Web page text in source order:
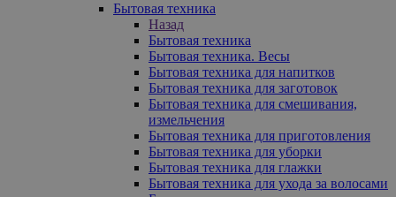
Бытовая техника
Назад
Бытовая техника
Бытовая техника. Весы
Бытовая техника для напитков
Бытовая техника для заготовок
Бытовая техника для смешивания,
измельчения
Бытовая техника для приготовления
Бытовая техника для уборки
Бытовая техника для глажки
Бытовая техника для ухода за волосами